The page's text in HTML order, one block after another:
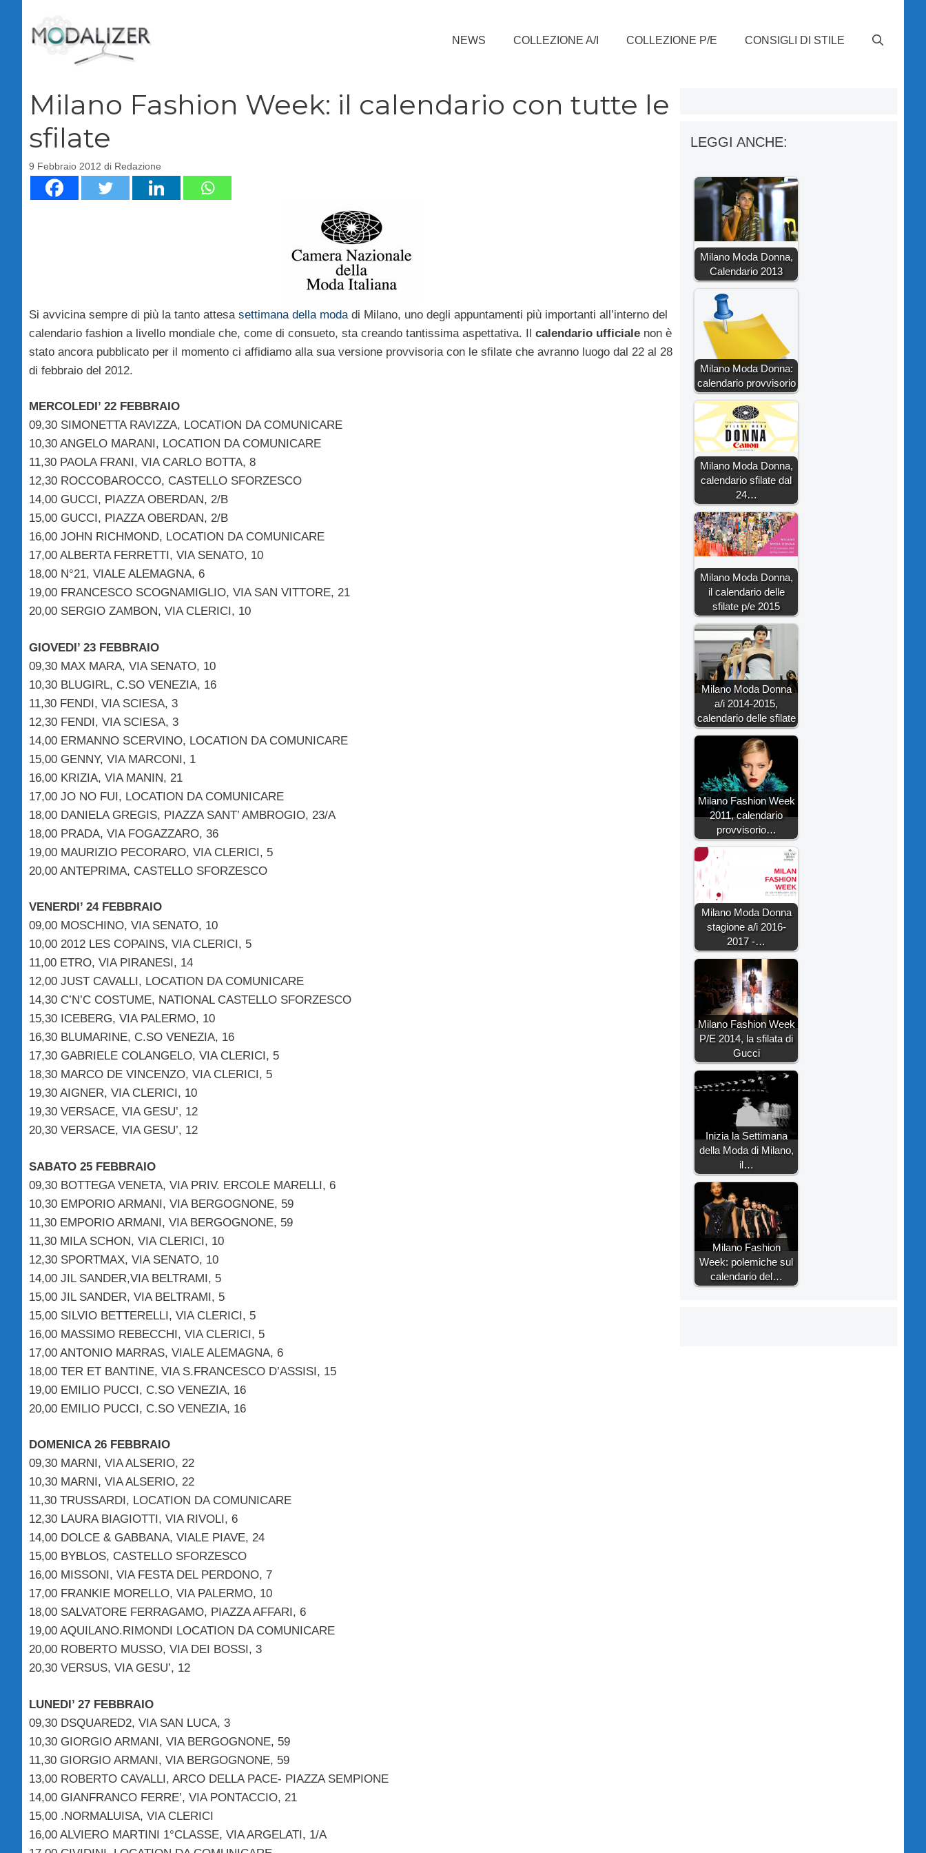
contenuto
NEWS COLLEZIONE A/I COLLEZIONE P/E CONSIGLI DI STILE
Milano Fashion Week: il calendario con tutte le
sfilate
9 Febbraio 2012 di Redazione
Si avvicina sempre di più la tanto attesa settimana della modadi Milano, uno degli appuntamenti più importanti all’interno del
calendario fashion a livello mondiale che, come di consueto, sta creando tantissima aspettativa. Il calendario ufficiale non è
stato ancora pubblicato per il momento ci affidiamo alla sua versione provvisoria con le sfilate che avranno luogo dal 22 al 28
di febbraio del 2012.
MERCOLEDI’ 22 FEBBRAIO
09,30 SIMONETTA RAVIZZA, LOCATION DA COMUNICARE
10,30 ANGELO MARANI, LOCATION DA COMUNICARE
11,30 PAOLA FRANI, VIA CARLO BOTTA, 8
12,30 ROCCOBAROCCO, CASTELLO SFORZESCO
14,00 GUCCI, PIAZZA OBERDAN, 2/B
15,00 GUCCI, PIAZZA OBERDAN, 2/B
16,00 JOHN RICHMOND, LOCATION DA COMUNICARE
17,00 ALBERTA FERRETTI, VIA SENATO, 10
18,00 N°21, VIALE ALEMAGNA, 6
19,00 FRANCESCO SCOGNAMIGLIO, VIA SAN VITTORE, 21
20,00 SERGIO ZAMBON, VIA CLERICI, 10
GIOVEDI’ 23 FEBBRAIO
09,30 MAX MARA, VIA SENATO, 10
10,30 BLUGIRL, C.SO VENEZIA, 16
11,30 FENDI, VIA SCIESA, 3
12,30 FENDI, VIA SCIESA, 3
14,00 ERMANNO SCERVINO, LOCATION DA COMUNICARE
15,00 GENNY, VIA MARCONI, 1
16,00 KRIZIA, VIA MANIN, 21
17,00 JO NO FUI, LOCATION DA COMUNICARE
18,00 DANIELA GREGIS, PIAZZA SANT’ AMBROGIO, 23/A
18,00 PRADA, VIA FOGAZZARO, 36
19,00 MAURIZIO PECORARO, VIA CLERICI, 5
20,00 ANTEPRIMA, CASTELLO SFORZESCO
VENERDI’ 24 FEBBRAIO
09,00 MOSCHINO, VIA SENATO, 10
10,00 2012 LES COPAINS, VIA CLERICI, 5
11,00 ETRO, VIA PIRANESI, 14
12,00 JUST CAVALLI, LOCATION DA COMUNICARE
14,30 C’N’C COSTUME, NATIONAL CASTELLO SFORZESCO
15,30 ICEBERG, VIA PALERMO, 10
16,30 BLUMARINE, C.SO VENEZIA, 16
17,30 GABRIELE COLANGELO, VIA CLERICI, 5
18,30 MARCO DE VINCENZO, VIA CLERICI, 5
19,30 AIGNER, VIA CLERICI, 10
19,30 VERSACE, VIA GESU’, 12
20,30 VERSACE, VIA GESU’, 12
SABATO 25 FEBBRAIO
09,30 BOTTEGA VENETA, VIA PRIV. ERCOLE MARELLI, 6
10,30 EMPORIO ARMANI, VIA BERGOGNONE, 59
11,30 EMPORIO ARMANI, VIA BERGOGNONE, 59
11,30 MILA SCHON, VIA CLERICI, 10
12,30 SPORTMAX, VIA SENATO, 10
14,00 JIL SANDER,VIA BELTRAMI, 5
15,00 JIL SANDER, VIA BELTRAMI, 5
15,00 SILVIO BETTERELLI, VIA CLERICI, 5
16,00 MASSIMO REBECCHI, VIA CLERICI, 5
17,00 ANTONIO MARRAS, VIALE ALEMAGNA, 6
18,00 TER ET BANTINE, VIA S.FRANCESCO D’ASSISI, 15
19,00 EMILIO PUCCI, C.SO VENEZIA, 16
20,00 EMILIO PUCCI, C.SO VENEZIA, 16
DOMENICA 26 FEBBRAIO
09,30 MARNI, VIA ALSERIO, 22
10,30 MARNI, VIA ALSERIO, 22
11,30 TRUSSARDI, LOCATION DA COMUNICARE
12,30 LAURA BIAGIOTTI, VIA RIVOLI, 6
14,00 DOLCE & GABBANA, VIALE PIAVE, 24
15,00 BYBLOS, CASTELLO SFORZESCO
16,00 MISSONI, VIA FESTA DEL PERDONO, 7
17,00 FRANKIE MORELLO, VIA PALERMO, 10
18,00 SALVATORE FERRAGAMO, PIAZZA AFFARI, 6
19,00 AQUILANO.RIMONDI LOCATION DA COMUNICARE
20,00 ROBERTO MUSSO, VIA DEI BOSSI, 3
20,30 VERSUS, VIA GESU’, 12
LUNEDI’ 27 FEBBRAIO
09,30 DSQUARED2, VIA SAN LUCA, 3
10,30 GIORGIO ARMANI, VIA BERGOGNONE, 59
11,30 GIORGIO ARMANI, VIA BERGOGNONE, 59
13,00 ROBERTO CAVALLI, ARCO DELLA PACE- PIAZZA SEMPIONE
14,00 GIANFRANCO FERRE’, VIA PONTACCIO, 21
15,00 .NORMALUISA, VIA CLERICI
16,00 ALVIERO MARTINI 1°CLASSE, VIA ARGELATI, 1/A
LEGGI ANCHE:
Milano Moda Donna,
Calendario 2013
Milano Moda Donna:
calendario provvisorio
Milano Moda Donna,
calendario sfilate dal
24…
Milano Moda Donna,
il calendario delle
sfilate p/e 2015
Milano Moda Donna
a/i 2014-2015,
calendario delle sfilate
Milano Fashion Week
2011, calendario
provvisorio…
Milano Moda Donna
stagione a/i 2016-
2017 -…
Milano Fashion Week
P/E 2014, la sfilata di
Gucci
Inizia la Settimana
della Moda di Milano,
il…
Milano Fashion
Week: polemiche sul
calendario del…